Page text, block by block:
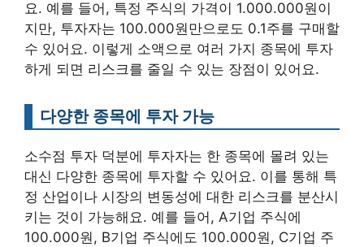
요. 예를 들어, 특정 주식의 가격이 1.000.000원이
지만, 투자자는 100.000원만으로도 0.1주를 구매할
수 있어요. 이렇게 소액으로 여러 가지 종목에 투자
하게 되면 리스크를 줄일 수 있는 장점이 있어요.
다양한 종목에 투자 가능
소수점 투자 덕분에 투자자는 한 종목에 몰려 있는
대신 다양한 종목에 투자할 수 있어요. 이를 통해 특
정 산업이나 시장의 변동성에 대한 리스크를 분산시
키는 것이 가능해요. 예를 들어, A기업 주식에
100.000원, B기업 주식에도 100.000원, C기업 주